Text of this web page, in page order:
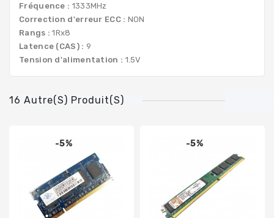
Fréquence : 1333MHz
Correction d'erreur ECC : NON
Rangs :1Rx8
Latence (CAS) : 9
Tension d'alimentation : 1.5V
16 Autre(s) Produit(s)
-5% -5%